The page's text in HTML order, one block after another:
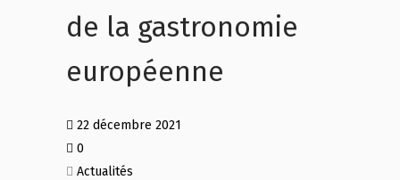
de la gastronomie
européenne
22 décembre 2021
0
Actualités